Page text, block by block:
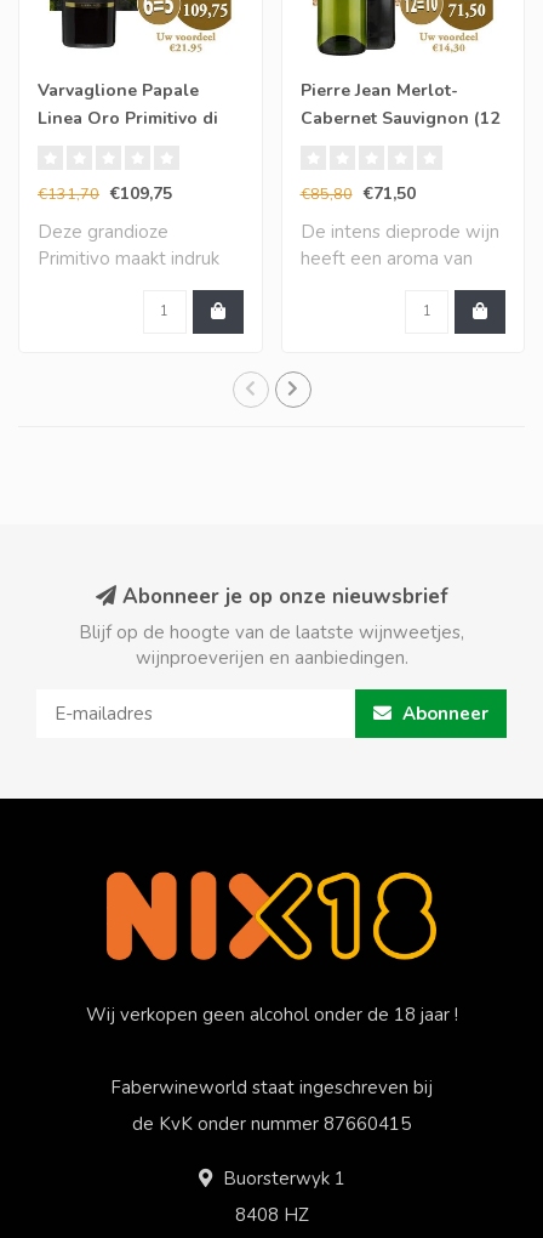
Varvaglione Papale
Linea Oro Primitivo di
€131,70 €109,75
Deze grandioze
Primitivo maakt indruk
met een vol en zeer in..
Pierre Jean Merlot-
Cabernet Sauvignon (12
€85,80 €71,50
De intens dieprode wijn
heeft een aroma van
Abonneer je op onze nieuwsbrief
Blijf op de hoogte van de laatste wijnweetjes,
wijnproeverijen en aanbiedingen.
Abonneer
Wij verkopen geen alcohol onder de 18 jaar !
Faberwineworld staat ingeschreven bij
de KvK onder nummer 87660415
Buorsterwyk 1
8408 HZ